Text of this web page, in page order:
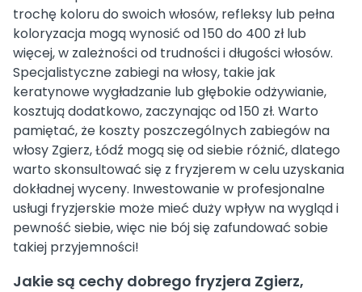
trochę koloru do swoich włosów, refleksy lub pełna
koloryzacja mogą wynosić od 150 do 400 zł lub
więcej, w zależności od trudności i długości włosów.
Specjalistyczne zabiegi na włosy, takie jak
keratynowe wygładzanie lub głębokie odżywianie,
kosztują dodatkowo, zaczynając od 150 zł. Warto
pamiętać, że koszty poszczególnych zabiegów na
włosy Zgierz, Łódź mogą się od siebie różnić, dlatego
warto skonsultować się z fryzjerem w celu uzyskania
dokładnej wyceny. Inwestowanie w profesjonalne
usługi fryzjerskie może mieć duży wpływ na wygląd i
pewność siebie, więc nie bój się zafundować sobie
takiej przyjemności!
Jakie są cechy dobrego fryzjera Zgierz,